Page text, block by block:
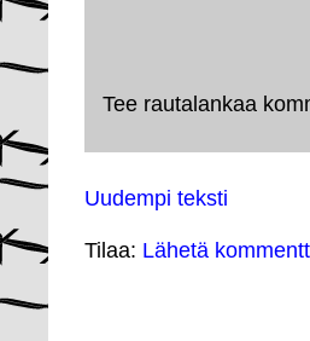
Tee rautalankaa
Uudempi teksti
Tilaa: Lähetä